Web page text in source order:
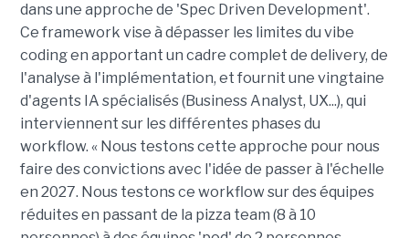
dans une approche de 'Spec Driven Development'.
Ce framework vise à dépasser les limites du vibe
coding en apportant un cadre complet de delivery, de
l'analyse à l'implémentation, et fournit une vingtaine
d'agents IA spécialisés (Business Analyst, UX...), qui
interviennent sur les différentes phases du
workflow. « Nous testons cette approche pour nous
faire des convictions avec l'idée de passer à l'échelle
en 2027. Nous testons ce workflow sur des équipes
réduites en passant de la pizza team (8 à 10